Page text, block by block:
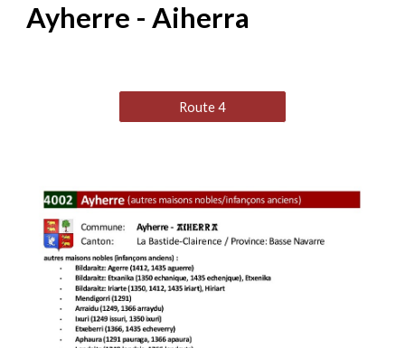
Ayherre - Aiherra
Route 4